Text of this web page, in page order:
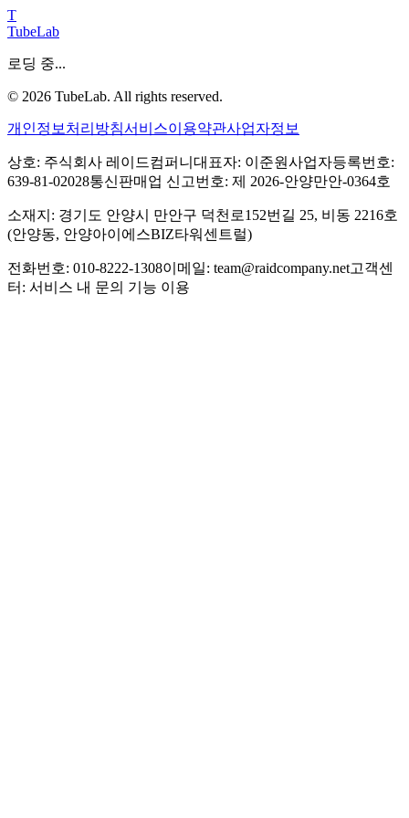
T
TubeLab
로딩 중...
© 2026 TubeLab. All rights reserved.
개인정보처리방침서비스이용약관사업자정보
상호: 주식회사 레이드컴퍼니 대표자: 이준원사업자등록번호:
639-81-02028통신판매업 신고번호: 제 2026-안양만안-0364호
소재지: 경기도 안양시 만안구 덕천로152번길 25, 비동 2216호
(안양동, 안양아이에스BIZ타워센트럴)
전화번호: 010-8222-1308이메일: team@raidcompany.net고객센
터: 서비스 내 문의 기능 이용